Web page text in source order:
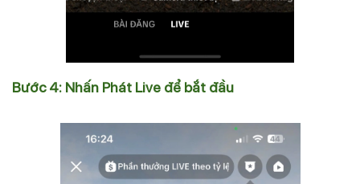
Bước 4: Nhấn Phát Live để bắt đầu